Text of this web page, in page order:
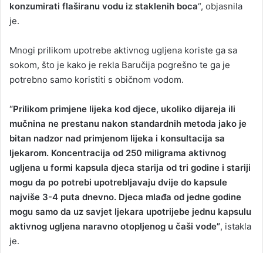
konzumirati flaširanu vodu iz staklenih boca“, objasnila
je.
Mnogi prilikom upotrebe aktivnog ugljena koriste ga sa
sokom, što je kako je rekla Baručija pogrešno te ga je
potrebno samo koristiti s običnom vodom.
“Prilikom primjene lijeka kod djece, ukoliko dijareja ili
mučnina ne prestanu nakon standardnih metoda jako je
bitan nadzor nad primjenom lijeka i konsultacija sa
ljekarom. Koncentracija od 250 miligrama aktivnog
ugljena u formi kapsula djeca starija od tri godine i stariji
mogu da po potrebi upotrebljavaju dvije do kapsule
najviše 3-4 puta dnevno. Djeca mlađa od jedne godine
mogu samo da uz savjet ljekara upotrijebe jednu kapsulu
aktivnog ugljena naravno otopljenog u čaši vode”, istakla
je.